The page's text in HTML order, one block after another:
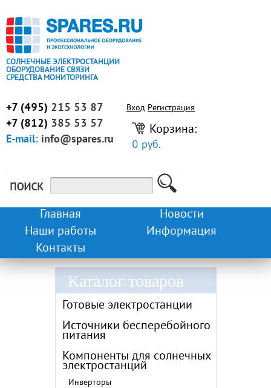
СОЛНЕЧНЫЕ ЭЛЕКТРОСТАНЦИИ
ОБОРУДОВАНИЕ СВЯЗИ
СРЕДСТВА МОНИТОРИНГА
+7 (495) 215 53 87
+7 (812) 385 53 57
E-mail: info@spares.ru
Вход Регистрация
Корзина:
0 руб.
Главная
Новости
Наши работы
Информация
Контакты
Каталог товаров
Готовые электростанции
Источники бесперебойного
питания
Компоненты для солнечных
электростанций
Инверторы